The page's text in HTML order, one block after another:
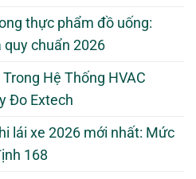
thực phẩm đồ uống:
quy chuẩn 2026
Hệ Thống HVAC
Đo Extech
lái xe 2026 mới nhất: Mức
168